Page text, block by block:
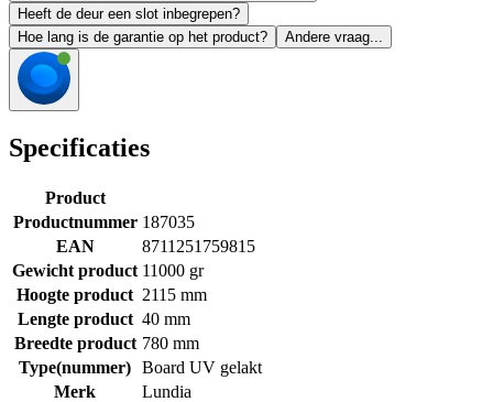
Heeft de deur een slot inbegrepen?
Hoe lang is de garantie op het product?
Andere vraag...
Specificaties
Product
Productnummer 187035
EAN
8711251759815
Gewicht product 11000 gr
Hoogte product 2115 mm
Lengte product 40 mm
Breedte product 780 mm
Type(nummer) Board UV gelakt
Merk
Lundia